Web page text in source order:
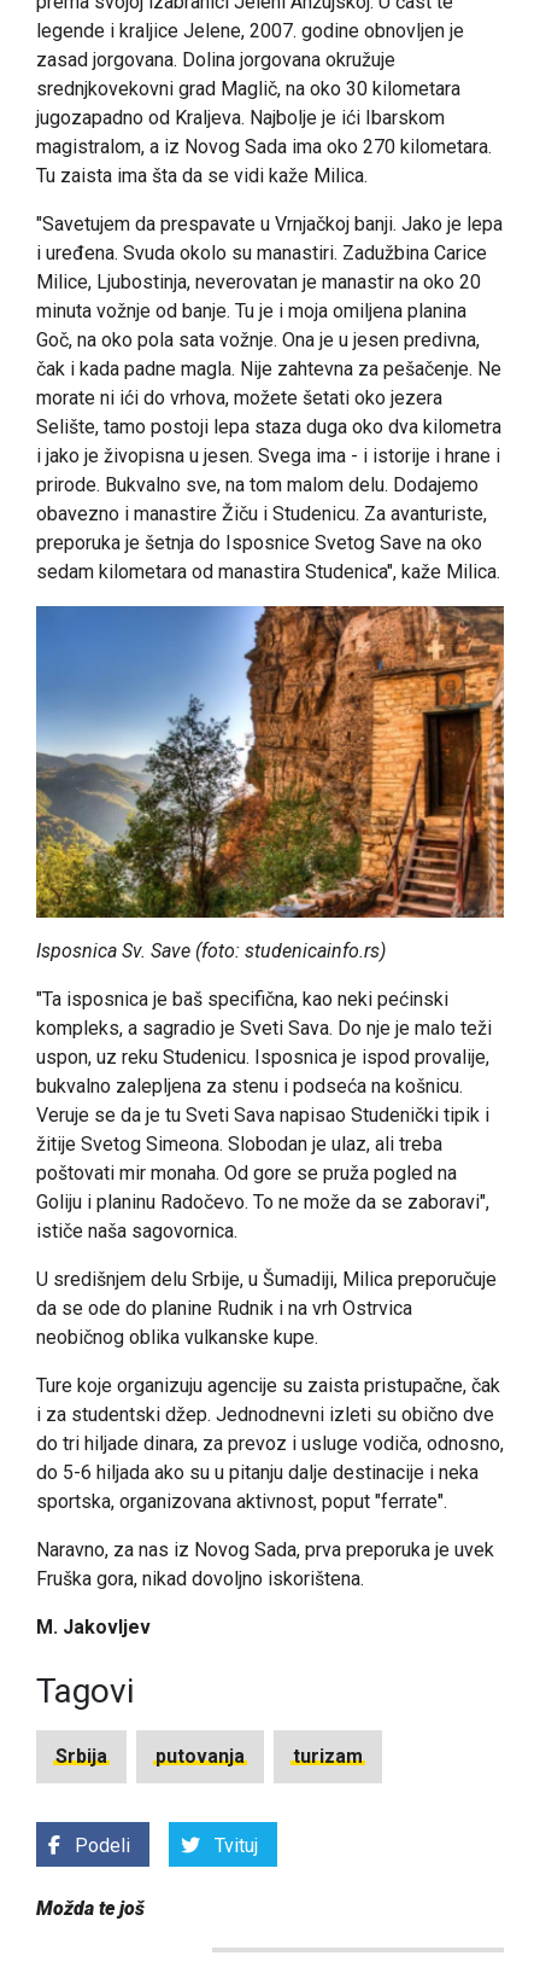
legende i kraljice Jelene, 2007. godine obnovljen je
zasad jorgovana. Dolina jorgovana okružuje
srednjkovekovni grad Maglič, na oko 30 kilometara
jugozapadno od Kraljeva. Najbolje je ići Ibarskom
magistralom, a iz Novog Sada ima oko 270 kilometara.
Tu zaista ima šta da se vidi kaže Milica.
"Savetujem da prespavate u Vrnjačkoj banji. Jako je lepa
i uređena. Svuda okolo su manastiri. Zadužbina Carice
Milice, Ljubostinja, neverovatan je manastir na oko 20
minuta vožnje od banje. Tu je i moja omiljena planina
Goč, na oko pola sata vožnje. Ona je u jesen predivna,
čak i kada padne magla. Nije zahtevna za pešačenje. Ne
morate ni ići do vrhova, možete šetati oko jezera
Selište, tamo postoji lepa staza duga oko dva kilometra
i jako je živopisna u jesen. Svega ima - i istorije i hrane i
prirode. Bukvalno sve, na tom malom delu. Dodajemo
obavezno i manastire Žiču i Studenicu. Za avanturiste,
preporuka je šetnja do Isposnice Svetog Save na oko
sedam kilometara od manastira Studenica", kaže Milica.
Isposnica Sv. Save (foto: studenicainfo.rs)
"Ta isposnica je baš specifična, kao neki pećinski
kompleks, a sagradio je Sveti Sava. Do nje je malo teži
uspon, uz reku Studenicu. Isposnica je ispod provalije,
bukvalno zalepljena za stenu i podseća na košnicu.
Veruje se da je tu Sveti Sava napisao Studenički tipik i
žitije Svetog Simeona. Slobodan je ulaz, ali treba
poštovati mir monaha. Od gore se pruža pogled na
Goliju i planinu Radočevo. To ne može da se zaboravi",
ističe naša sagovornica.
U središnjem delu Srbije, u Šumadiji, Milica preporučuje
da se ode do planine Rudnik i na vrh Ostrvica
neobičnog oblika vulkanske kupe.
Ture koje organizuju agencije su zaista pristupačne, čak
i za studentski džep. Jednodnevni izleti su obično dve
do tri hiljade dinara, za prevoz i usluge vodiča, odnosno,
do 5-6 hiljada ako su u pitanju dalje destinacije i neka
sportska, organizovana aktivnost, poput "ferrate".
Naravno, za nas iz Novog Sada, prva preporuka je uvek
Fruška gora, nikad dovoljno iskorištena.
M. Jakovljev
Tagovi
Srbija putovanja turizam
Podeli Tvituj
Možda te još